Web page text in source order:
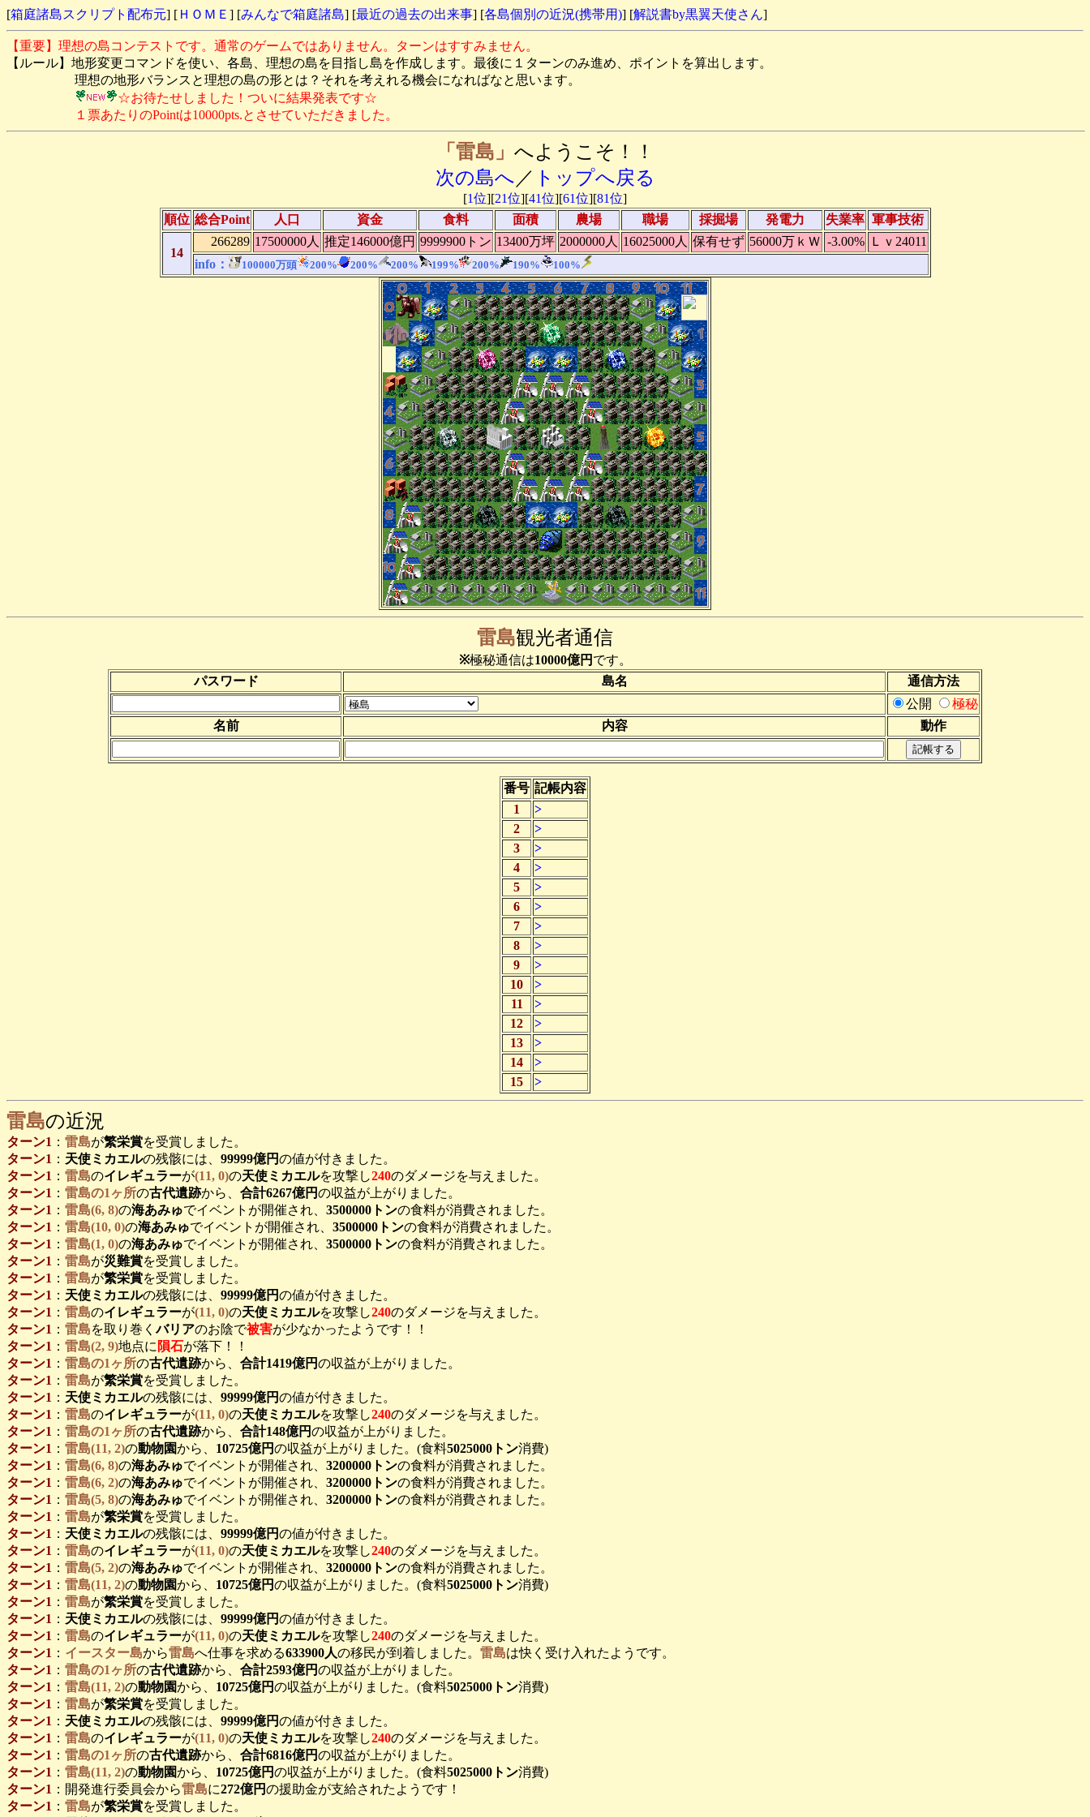
[箱庭諸島スクリプト配布元] [ ＨＯＭＥ ] [みんなで箱庭諸島] [最近の過去の出来事] [各島個別の近況(携帯用)] [解説書by黒翼天使さん]
【重要】理想の島コンテストです。通常のゲームではありません。ターンはすすみません。
【ルール】地形変更コマンドを使い、各島、理想の島を目指し島を作成します。最後に１ターンのみ進め、ポイントを算出します。
理想の地形バランスと理想の島の形とは？それを考えれる機会になればなと思います。
☆お待たせしました！ついに結果発表です☆
１票あたりのPointは10000pts.とさせていただきました。
「雷島」 へようこそ！！
次の島へ ／ トップへ戻る
[1位][21位][41位][61位][81位]
順位 総合Point 人口 資金 食料 面積 農場 職場 採掘場 発電力 失業率 軍事技術
14
266289 17500000人 推定146000億円 9999900トン 13400万坪 2000000人 16025000人 保有せず 56000万ｋＷ -3.00%
Ｌｖ24011
info：
100000万頭 200% 200% 200% 199% 200% 190% 100%
雷島観光者通信
※極秘通信は10000億円 です。
パスワード
島名
通信方法
公開
極秘
名前
内容 動作
番号 記帳内容
1
>
2
>
3
>
4
>
5
>
6
>
7
>
8
>
9
>
10
>
11
>
12
>
13
>
14
>
15
>
雷島の近況
ターン1 ： 雷島が繁栄賞を受賞しました。
ターン1 ： 天使ミカエルの残骸には、 99999億円の値が付きました。
ターン1 ： 雷島のイレギュラーが(11, 0)の天使ミカエルを攻撃し240のダメージを与えました。
ターン1 ： 雷島の1ヶ所の古代遺跡から、 合計6267億円の収益が上がりました。
ターン1 ： 雷島(6, 8)の海あみゅでイベントが開催され、 3500000トンの食料が消費されました。
ターン1 ： 雷島(10, 0)の海あみゅでイベントが開催され、 3500000トンの食料が消費されました。
ターン1 ： 雷島(1, 0)の海あみゅでイベントが開催され、 3500000トンの食料が消費されました。
ターン1 ： 雷島が災難賞を受賞しました。
ターン1 ： 雷島が繁栄賞を受賞しました。
ターン1 ： 天使ミカエルの残骸には、 99999億円の値が付きました。
ターン1 ： 雷島のイレギュラーが(11, 0)の天使ミカエルを攻撃し240のダメージを与えました。
ターン1 ： 雷島を取り巻くバリアのお陰で被害が少なかったようです！！
ターン1 ： 雷島(2, 9)地点に 隕石が落下！！
ターン1 ： 雷島の1ヶ所の古代遺跡から、 合計1419億円の収益が上がりました。
ターン1 ： 雷島が繁栄賞を受賞しました。
ターン1 ： 天使ミカエルの残骸には、 99999億円の値が付きました。
ターン1 ： 雷島のイレギュラーが(11, 0)の天使ミカエルを攻撃し240のダメージを与えました。
ターン1 ： 雷島の1ヶ所の古代遺跡から、 合計148億円の収益が上がりました。
ターン1 ： 雷島(11, 2)の動物園から、 10725億円の収益が上がりました。(食料5025000トン消費)
ターン1 ： 雷島(6, 8)の海あみゅでイベントが開催され、 3200000トンの食料が消費されました。
ターン1 ： 雷島(6, 2)の海あみゅでイベントが開催され、 3200000トンの食料が消費されました。
ターン1 ： 雷島(5, 8)の海あみゅでイベントが開催され、 3200000トンの食料が消費されました。
ターン1 ： 雷島が繁栄賞を受賞しました。
ターン1 ： 天使ミカエルの残骸には、 99999億円の値が付きました。
ターン1 ： 雷島のイレギュラーが(11, 0)の天使ミカエルを攻撃し240のダメージを与えました。
ターン1 ： 雷島(5, 2)の海あみゅでイベントが開催され、 3200000トンの食料が消費されました。
ターン1 ： 雷島(11, 2)の動物園から、 10725億円の収益が上がりました。(食料5025000トン消費)
ターン1 ： 雷島が繁栄賞を受賞しました。
ターン1 ： 天使ミカエルの残骸には、 99999億円の値が付きました。
ターン1 ： 雷島のイレギュラーが(11, 0)の天使ミカエルを攻撃し240のダメージを与えました。
ターン1 ： イースター島から雷島へ仕事を求める633900人の移民が到着しました。 雷島は快く受け入れたようです。
ターン1 ： 雷島の1ヶ所の古代遺跡から、 合計2593億円の収益が上がりました。
ターン1 ： 雷島(11, 2)の動物園から、 10725億円の収益が上がりました。(食料5025000トン消費)
ターン1 ： 雷島が繁栄賞を受賞しました。
ターン1 ： 天使ミカエルの残骸には、 99999億円の値が付きました。
ターン1 ： 雷島のイレギュラーが(11, 0)の天使ミカエルを攻撃し240のダメージを与えました。
ターン1 ： 雷島の1ヶ所の古代遺跡から、 合計6816億円の収益が上がりました。
ターン1 ： 雷島(11, 2)の動物園から、 10725億円の収益が上がりました。(食料5025000トン消費)
ターン1 ：開発進行委員会から雷島に272億円の援助金が支給されたようです！
ターン1 ： 雷島が繁栄賞を受賞しました。